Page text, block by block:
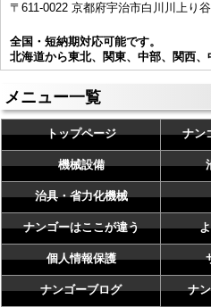
〒611-0022 京都府宇治市白川川上り
全国・短納期対応可能です。
北海道から東北、関東、中部、関西、
メニュー一覧
トップページ ナン
機械設備
治具・省力化機械
ナンゴーはここが違う
個人情報保護
ナンゴーブログ ナ